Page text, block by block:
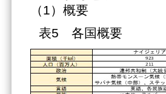
（1）概要
表5 各国概要